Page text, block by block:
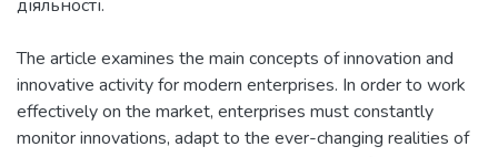
The article examines the main concepts of innovation and
innovative activity for modern enterprises. In order to work
effectively on the market, enterprises must constantly
monitor innovations, adapt to the ever-changing realities of